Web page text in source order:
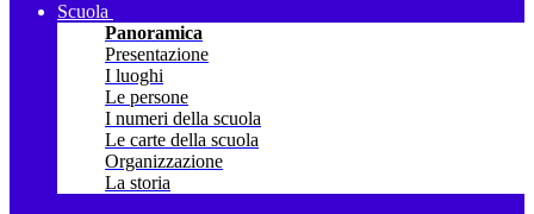
Scuola
Panoramica
Presentazione
I luoghi
Le persone
I numeri della scuola
Le carte della scuola
Organizzazione
La storia